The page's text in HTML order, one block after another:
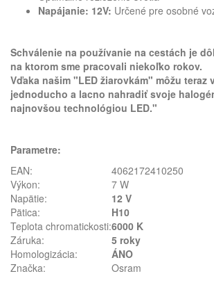
Napájanie: 12V: Určené pre osobné
Schválenie na používanie na cestách je
na ktorom sme pracovali niekoľko rokov.
Vďaka našim "LED žiarovkám" môžu teraz
jednoducho a lacno nahradiť svoje
najnovšou technológiou LED."
Parametre:
EAN:
4062172410250
Výkon:
7 W
Napätie:
12 V
Pätica:
H10
Teplota chromatickosti:6000 K
Záruka:
5 roky
Homologizácia:
ÁNO
Značka:
Osram